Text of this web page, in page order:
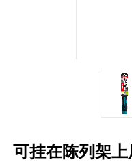
可挂在陈列架上